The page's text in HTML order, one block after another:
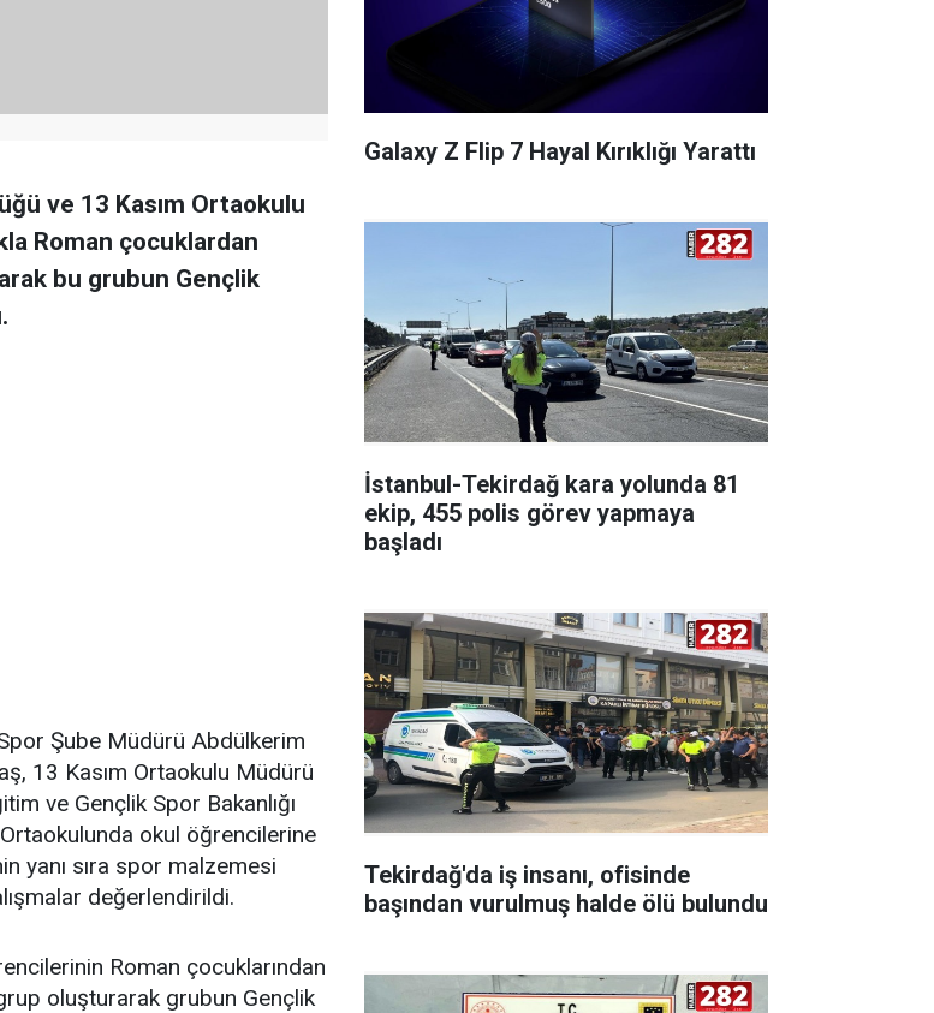
ve 13 Kasım Ortaokulu
Roman çocuklardan
bu grubun Gençlik
Şube Müdürü Abdülkerim
13 Kasım Ortaokulu Müdürü
ve Gençlik Spor Bakanlığı
okul öğrencilerine
yanı sıra spor malzemesi
değerlendirildi.
Roman çocuklarından
oluşturarak grubun Gençlik
Galaxy Z Flip 7 Hayal Kırıklığı Yarattı
İstanbul-Tekirdağ kara yolunda 81
ekip, 455 polis görev yapmaya
başladı
Tekirdağ'da iş insanı, ofisinde
başından vurulmuş halde ölü bulundu